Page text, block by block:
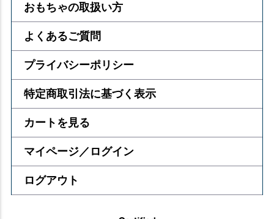
おもちゃの取扱い方
よくあるご質問
プライバシーポリシー
特定商取引法に基づく表示
カートを見る
マイページ／ログイン
ログアウト